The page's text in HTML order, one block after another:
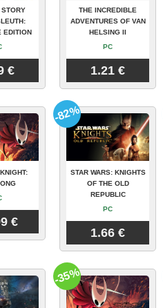
STORY
EDITION
€
THE INCREDIBLE
ADVENTURES OF VAN
HELSING II
PC
1.21 €
€
STAR WARS: KNIGHTS
OF THE OLD
REPUBLIC
PC
1.66 €
-82%
-35%